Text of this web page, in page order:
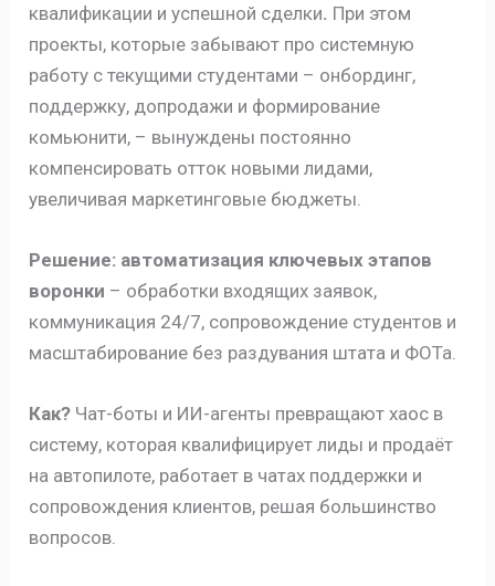
квалификации и успешной сделки. При этом
проекты, которые забывают про системную
работу с текущими студентами – онбординг,
поддержку, допродажи и формирование
комьюнити, – вынуждены постоянно
компенсировать отток новыми лидами,
увеличивая маркетинговые бюджеты.
Решение: автоматизация ключевых этапов
воронки – обработки входящих заявок,
коммуникация 24/7, сопровождение студентов и
масштабирование без раздувания штата и ФОТа.
Как? Чат-боты и ИИ-агенты превращают хаос в
систему, которая квалифицирует лиды и продаёт
на автопилоте, работает в чатах поддержки и
сопровождения клиентов, решая большинство
вопросов.